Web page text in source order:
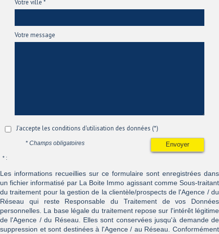
Votre ville *
Votre message
J'accepte les conditions d'utilisation des données (*)
Envoyer
* Champs obligatoires
* :
Les informations recueillies sur ce formulaire sont enregistrées dans
un fichier informatisé par La Boite Immo agissant comme Sous-traitant
du traitement pour la gestion de la clientèle/prospects de l'Agence / du
Réseau qui reste Responsable du Traitement de vos Données
personnelles. La base légale du traitement repose sur l'intérêt légitime
de l'Agence / du Réseau. Elles sont conservées jusqu'à demande de
suppression et sont destinées à l'Agence / au Réseau. Conformément